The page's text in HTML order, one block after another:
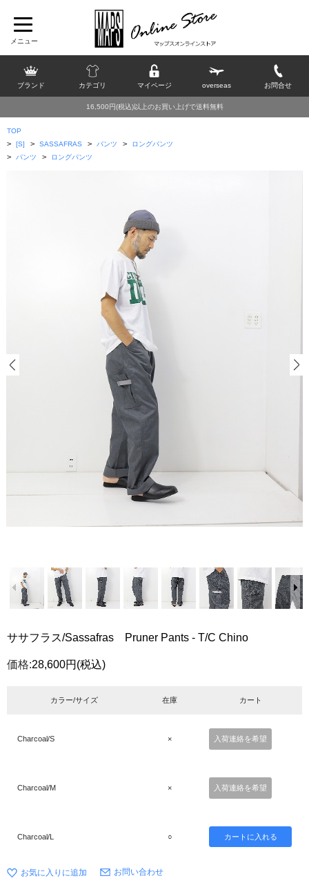
ブランド カテゴリ マイページ overseas お問合せ
16,500円(税込)以上のお買い上げで送料無料
TOP
> [S] > SASSAFRAS > パンツ > ロングパンツ
> パンツ > ロングパンツ
ササフラス/Sassafras Pruner Pants - T/C Chino
価格:28,600円 (税込)
カラー/サイズ 在庫 カート
Charcoal/S × 入荷連絡を希望
Charcoal/M × 入荷連絡を希望
Charcoal/L ○
お問い合わせ